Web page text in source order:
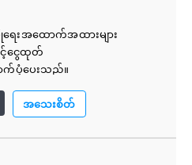
ေးအထောက်အထားများ
င့်ငွေထုတ်
က်ပံ့ပေးသည်။
အပ်ငွေ
အသေးစိတ်